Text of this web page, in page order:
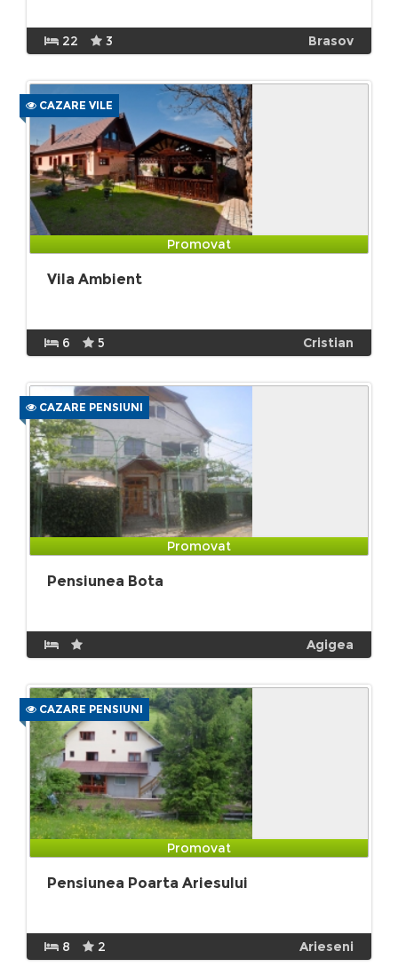
22 3 Brasov
CAZARE VILE
Promovat
Vila Ambient
6 5 Cristian
CAZARE PENSIUNI
Promovat
Pensiunea Bota
Agigea
CAZARE PENSIUNI
Promovat
Pensiunea Poarta Ariesului
8 2 Arieseni